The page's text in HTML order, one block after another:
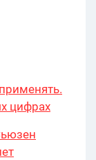
цифрах